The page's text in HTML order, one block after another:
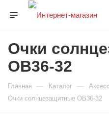
Очки
OB36-32
Главная — Каталог —
Очки солнцезащитные OB36-32